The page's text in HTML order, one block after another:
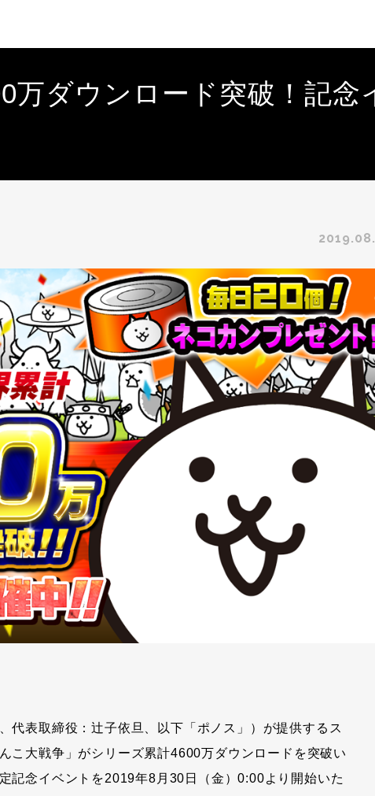
万ダウンロード突破！記念
代表取締役：辻子依旦、以下「ポノス」）が提供するス
こ大戦争」がシリーズ累計4600万ダウンロードを突破い
記念イベントを2019年8月30日（金）0:00より開始いた